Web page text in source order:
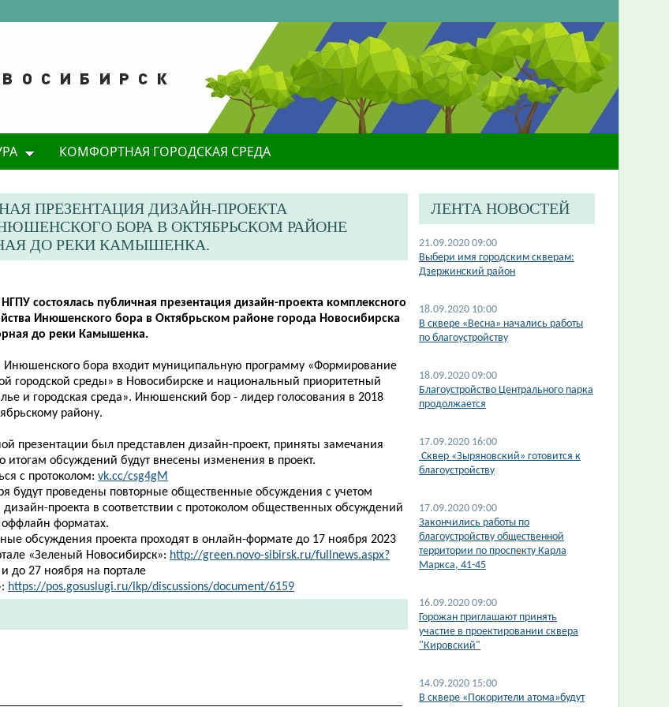
КОМФОРТНАЯ ГОРОДСКАЯ СРЕДА
ПРЕЗЕНТАЦИЯ ДИЗАЙН-ПРОЕКТА
БОРА В ОКТЯБРЬСКОМ РАЙОНЕ
ДО РЕКИ КАМЫШЕНКА.
состоялась публичная презентация дизайн-проекта комплексного
Инюшенского бора в Октябрьском районе города Новосибирска
до реки Камышенка.
Инюшенского бора входит муниципальную программу «Формирование
городской среды» в Новосибирске и национальный приоритетный
и городская среда». Инюшенский бор - лидер голосования в 2018
району.
презентации был представлен дизайн-проект, приняты замечания
итогам обсуждений будут внесены изменения в проект.
с протоколом: vk.cc/csg4gM
будут проведены повторные общественные обсуждения с учетом
проекта в соответствии с протоколом общественных обсуждений
форматах.
обсуждения проекта проходят в онлайн-формате до 17 ноября 2023
«Зеленый Новосибирск»: http://green.novo-sibirsk.ru/fullnews.aspx?
и до 27 ноября на портале
https://pos.gosuslugi.ru/lkp/discussions/document/6159
ЛЕНТА НОВОСТЕЙ
21.09.2020 09:00
Выбери имя городским скверам:
Дзержинский район
18.09.2020 10:00
В сквере «Весна» начались работы
по благоустройству
18.09.2020 09:00
​Благоустройство Центрального парка
продолжается
17.09.2020 16:00
​ Сквер «Зыряновский» готовится к
благоустройству
17.09.2020 09:00
Закончились работы по
благоустройству общественной
территории по проспекту Карла
Маркса, 41-45
16.09.2020 09:00
​Горожан приглашают принять
участие в проектировании сквера
"Кировский"
14.09.2020 15:00
В сквере «Покорители атома»будут